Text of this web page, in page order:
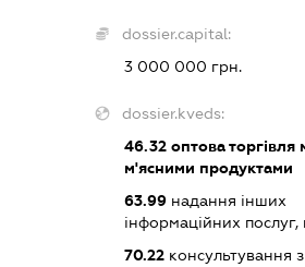
dossier.capital:
3 000 000 грн.
dossier.kveds:
46.32оптова торгівля
м'ясними продуктами
63.99надання інших
інформаційних послуг,
70.22консультування